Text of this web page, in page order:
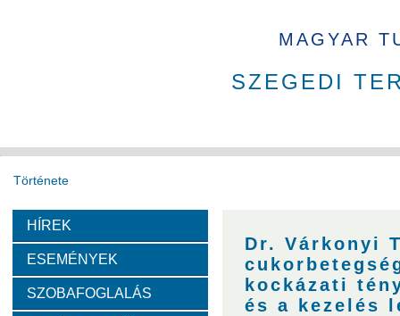
MAGYAR
SZEGEDI
Története
Székház
Fotók a székházról
HÍREK
ESEMÉNYEK
SZOBAFOGLALÁS
Dr. Várkonyi
kockázati
és a kezelés